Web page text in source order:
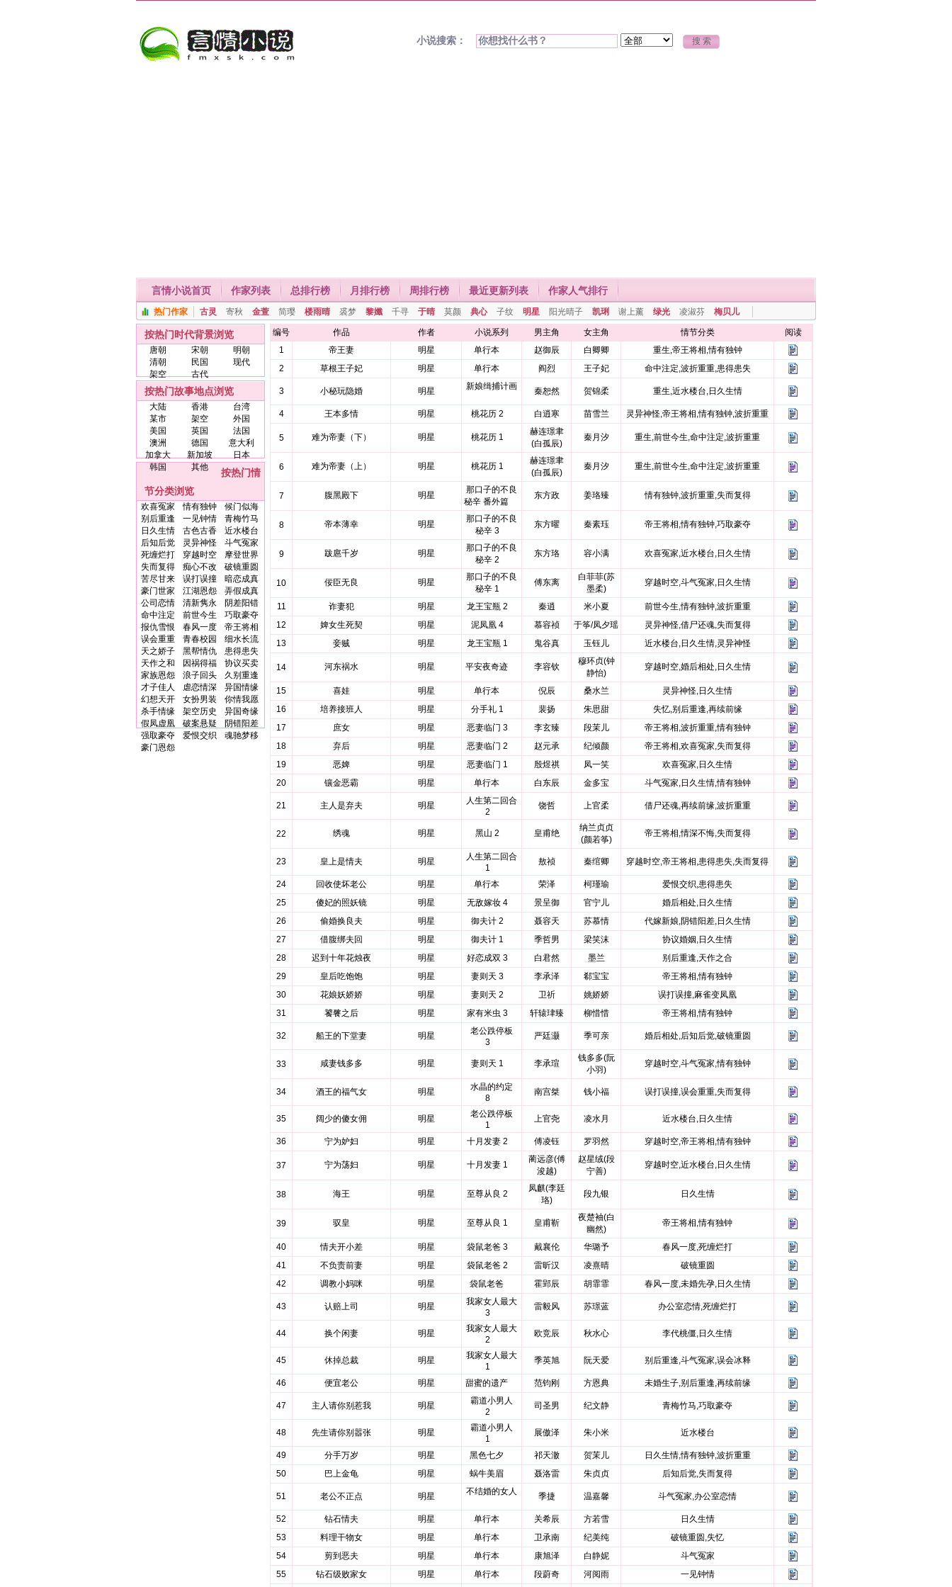
小说搜索：
言情小说首页 作家列表 总排行榜 月排行榜 周排行榜 最近更新列表 作家人气排行
热门作家 古灵 寄秋 金萱 简璎 楼雨晴 裘梦 黎孅 千寻 于晴 莫颜 典心 子纹 明星 阳光晴子 凯琍 谢上薰 绿光 凌淑芬 梅贝儿
按热门时代背景浏览
唐朝 宋朝
明朝
清朝
民国
现代
架空
古代
按热门故事地点浏览
大陆 香港
台湾
某市
架空
外国
美国
英国
法国
澳洲
德国
意大利
加拿大
新加坡
日本
韩国
其他
按热门情
节分类浏览
欢喜冤家 情有独钟
候门似海
别后重逢
一见钟情
青梅竹马
日久生情
古色古香
近水楼台
后知后觉
灵异神怪
斗气冤家
死缠烂打
穿越时空
摩登世界
失而复得
痴心不改
破镜重圆
苦尽甘来
误打误撞
暗恋成真
豪门世家
江湖恩怨
弄假成真
公司恋情
清新隽永
阴差阳错
命中注定
前世今生
巧取豪夺
报仇雪恨
春风一度
帝王将相
误会重重
青春校园
细水长流
天之娇子
黑帮情仇
患得患失
天作之和
因祸得福
协议买卖
家族恩怨
浪子回头
久别重逢
才子佳人
虐恋情深
异国情缘
幻想天开
女扮男装
你情我愿
杀手情缘
架空历史
异国奇缘
假凤虚凰
破案悬疑
阴错阳差
强取豪夺
爱恨交织
魂驰梦移
豪门恩怨
编号 作品 作者 小说系列 男主角 女主角 情节分类
阅读
1
帝王妻 明星 单行本 赵御辰 白卿卿
重生,帝王将相,情有独钟
2
草根王子妃 明星 单行本 阎烈 王子妃 命中注定,波折重重,患得患失
3 小秘玩隐婚 明星 新娘缉捕计画 秦恕然 贺锦柔 重生,近水楼台,日久生情
4 王本多情 明星 桃花历 2 白逍寒 苗雪兰 灵异神怪,帝王将相,情有独钟,波折重重
5 难为帝妻（下） 明星 桃花历 1
赫连璟聿
(白孤辰)
秦月汐 重生,前世今生,命中注定,波折重重
6 难为帝妻（上） 明星 桃花历 1
赫连璟聿
(白孤辰)
秦月汐 重生,前世今生,命中注定,波折重重
7 腹黑殿下 明星
那口子的不良
秘辛 番外篇
东方政 姜珞臻 情有独钟,波折重重,失而复得
8 帝本薄幸 明星
那口子的不良
秘辛 3
东方曜 秦素珏 帝王将相,情有独钟,巧取豪夺
9 跋扈千岁 明星
那口子的不良
秘辛 2
东方珞 容小满 欢喜冤家,近水楼台,日久生情
10 佞臣无良 明星
那口子的不良
秘辛 1
傅东离
白菲菲(苏
墨柔)
穿越时空,斗气冤家,日久生情
11 诈妻犯 明星 龙王宝瓶 2 秦逍 米小夏
前世今生,情有独钟,波折重重
12
婢女生死契 明星 泥凤凰 4 慕容祯 于筝/凤夕瑶
灵异神怪,借尸还魂,失而复得
13
妾贼 明星 龙王宝瓶 1 鬼谷真 玉钰儿 近水楼台,日久生情,灵异神怪
14 河东祸水 明星 平安夜奇迹 李容钦
穆环贞(钟
静怡)
穿越时空,婚后相处,日久生情
15 喜娃 明星 单行本 倪辰 桑水兰
灵异神怪,日久生情
16
培养接班人 明星 分手礼 1 裴扬 朱思甜
失忆,别后重逢,再续前缘
17
庶女 明星 恶妻临门 3 李玄臻 段茉儿
帝王将相,波折重重,情有独钟
18
弃后 明星 恶妻临门 2 赵元承 纪倾颜
帝王将相,欢喜冤家,失而复得
19
恶婢 明星 恶妻临门 1 殷煜祺 凤一笑
欢喜冤家,日久生情
20
镶金恶霸 明星 单行本 白东辰 金多宝 斗气冤家,日久生情,情有独钟
21 主人是弃夫 明星
人生第二回合
2
饶哲 上官柔 借尸还魂,再续前缘,波折重重
22 绣魂 明星 黑山 2 皇甫绝
纳兰贞贞
(颜若筝)
帝王将相,情深不悔,失而复得
23 皇上是情夫 明星
人生第二回合
1
敖祯 秦绾卿 穿越时空,帝王将相,患得患失,失而复得
24 回收使坏老公 明星 单行本 荣泽 柯瑾瑜
爱恨交织,患得患失
25
傻妃的照妖镜 明星 无敌嫁妆 4 景呈御 官宁儿
婚后相处,日久生情
26
偷婚换良夫 明星 御夫计 2 聂容天 苏慕情
代嫁新娘,阴错阳差,日久生情
27
借腹绑夫回 明星 御夫计 1 季哲男 梁笑沫
协议婚姻,日久生情
28
迟到十年花烛夜 明星 好恋成双 3 白君然 墨兰
别后重逢,天作之合
29
皇后吃饱饱 明星 妻则天 3 李承泽 郗宝宝
帝王将相,情有独钟
30
花娘妖娇娇 明星 妻则天 2 卫祈 姚娇娇
误打误撞,麻雀变凤凰
31
饕餮之后 明星 家有米虫 3 轩辕珒臻 柳惜惜 帝王将相,情有独钟
32 船王的下堂妻 明星
老公跌停板
3
严廷灏 季可亲 婚后相处,后知后觉,破镜重圆
33 咸妻钱多多 明星 妻则天 1 李承瑄
钱多多(阮
小羽)
穿越时空,斗气冤家,情有独钟
34 酒王的福气女 明星
水晶的约定
8
南宫桀 钱小福 误打误撞,误会重重,失而复得
35 阔少的傻女佣 明星
老公跌停板
1
上官尧 凌水月 近水楼台,日久生情
36 宁为妒妇 明星 十月发妻 2 傅凌钰 罗羽然 穿越时空,帝王将相,情有独钟
37 宁为荡妇 明星 十月发妻 1
蔺远彦(傅
浚越)
赵星绒(段
宁善)
穿越时空,近水楼台,日久生情
38 海王 明星 至尊从良 2
凤麒(李廷
珞)
段九银 日久生情
39 驭皇 明星 至尊从良 1 皇甫靳
夜楚袖(白
幽然)
帝王将相,情有独钟
40 情夫开小差 明星 袋鼠老爸 3 戴襄伦 华璐予
春风一度,死缠烂打
41
不负责前妻 明星 袋鼠老爸 2 雷昕汉 凌熹晴
破镜重圆
42
调教小妈咪 明星 袋鼠老爸 霍郢辰 胡霏霏 春风一度,未婚先孕,日久生情
43 认赔上司 明星
我家女人最大
3
雷毅风 苏璟蓝 办公室恋情,死缠烂打
44 换个闲妻 明星
我家女人最大
2
欧竞辰 秋水心 李代桃僵,日久生情
45 休掉总裁 明星
我家女人最大
1
季英旭 阮天爱 别后重逢,斗气冤家,误会冰释
46 便宜老公 明星 甜蜜的遗产 范钧刚 方恩典 未婚生子,别后重逢,再续前缘
47 主人请你别惹我 明星
霸道小男人
2
司圣男 纪文静 青梅竹马,巧取豪夺
48 先生请你别嚣张 明星
霸道小男人
1
展傲泽 朱小米 近水楼台
49 分手万岁 明星 黑色七夕 祁天澈 贺茉儿
日久生情,情有独钟,波折重重
50
巴上金龟 明星 蜗牛美眉 聂洛雷 朱贞贞 后知后觉,失而复得
51 老公不正点 明星 不结婚的女人 季捷 温嘉馨 斗气冤家,办公室恋情
52 钻石情夫 明星 单行本 关希辰 方若雪
日久生情
53
料理干物女 明星 单行本 卫承南 纪美纯
破镜重圆,失忆
54
剪到恶夫 明星 单行本 康旭泽 白静妮
斗气冤家
55
钻石级败家女 明星 单行本 段蔚奇 河阅雨 一见钟情